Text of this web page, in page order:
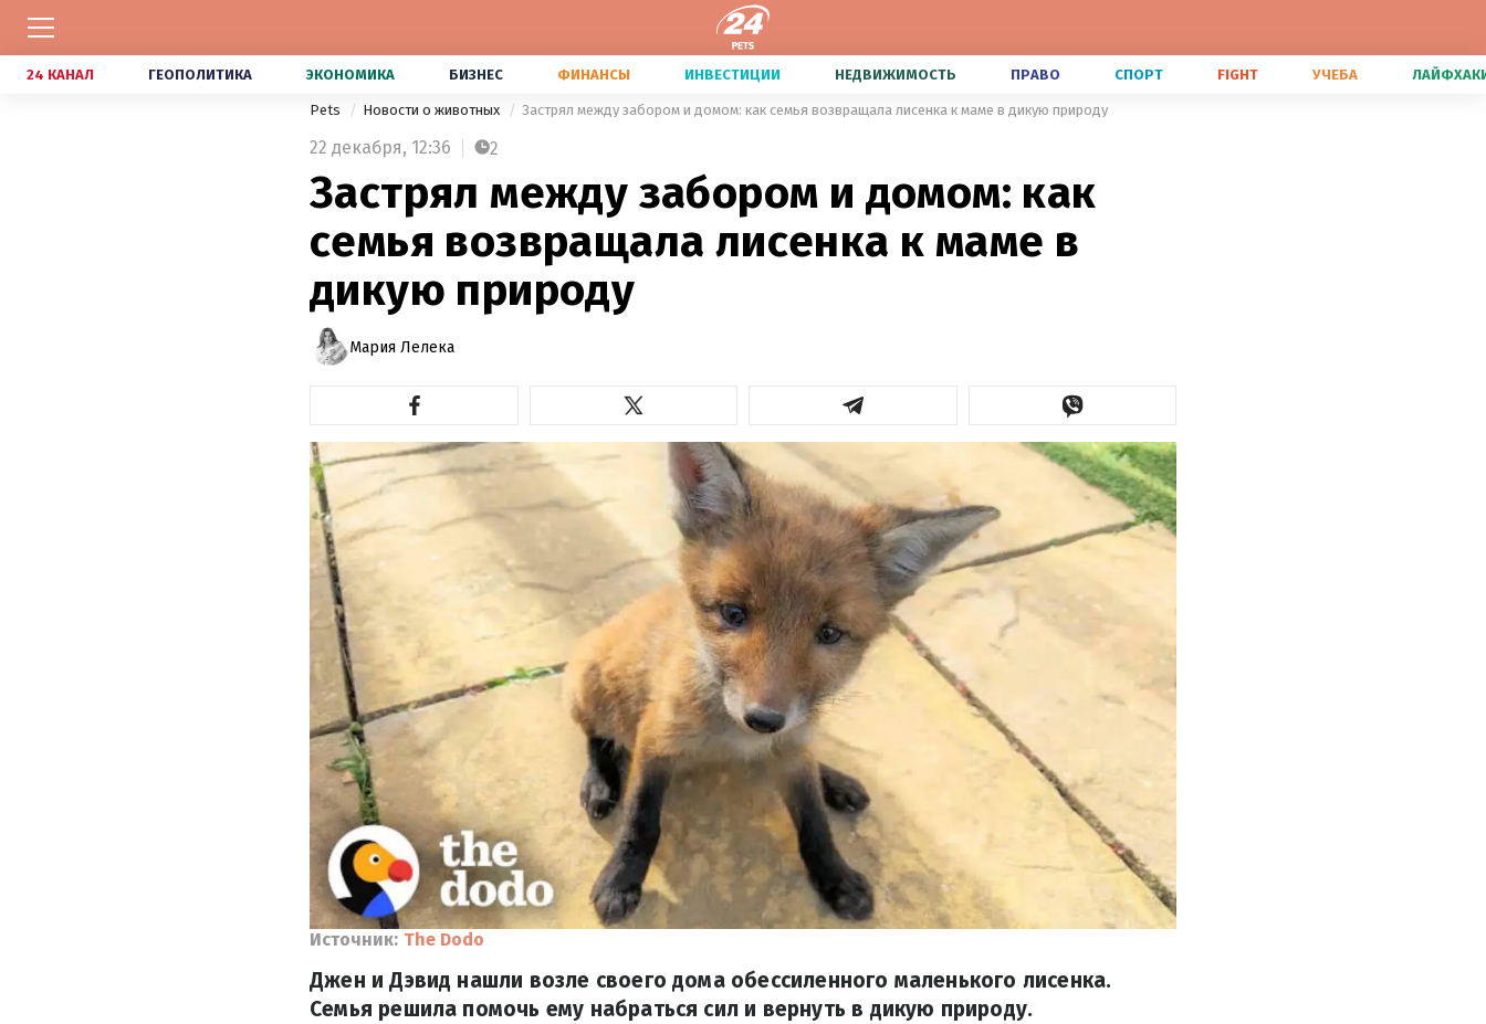
24 КАНАЛ ГЕОПОЛИТИКА ЭКОНОМИКА БИЗНЕС ФИНАНСЫ ИНВЕСТИЦИИ НЕДВИЖИМОСТЬ ПРАВО СПОРТ FIGHT УЧЕБА
Pets Новости о животных Застрял между забором и домом: как семья возвращала лисенка к маме в дикую природу
22 декабря, 12:36 2
Застрял между забором и домом: как
семья возвращала лисенка к маме в
дикую природу
Мария Лелека
Источник: The Dodo
Джен и Дэвид нашли возле своего дома обессиленного маленького лисенка.
Семья решила помочь ему набраться сил и вернуть в дикую природу.